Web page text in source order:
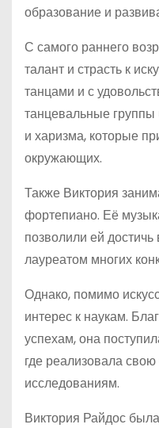
образование и
С самого раннего
талант и страсть к
танцами и с
танцевальные группы
и харизма, которые
окружающих.
Также Виктория
фортепиано. Её
позволили ей достичь
лауреатом многих
Однако, помимо
интерес к наукам.
успехам, она
где реализовала
исследованиям.
Виктория Райдос